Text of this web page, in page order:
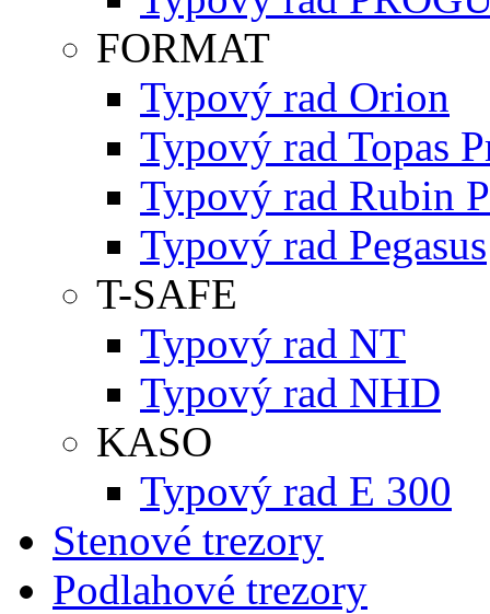
FORMAT
Typový rad Orion
Typový rad Topas
Typový rad Rubin
Typový rad Pegasus
T-SAFE
Typový rad NT
Typový rad NHD
KASO
Typový rad E 300
Stenové trezory
Podlahové trezory